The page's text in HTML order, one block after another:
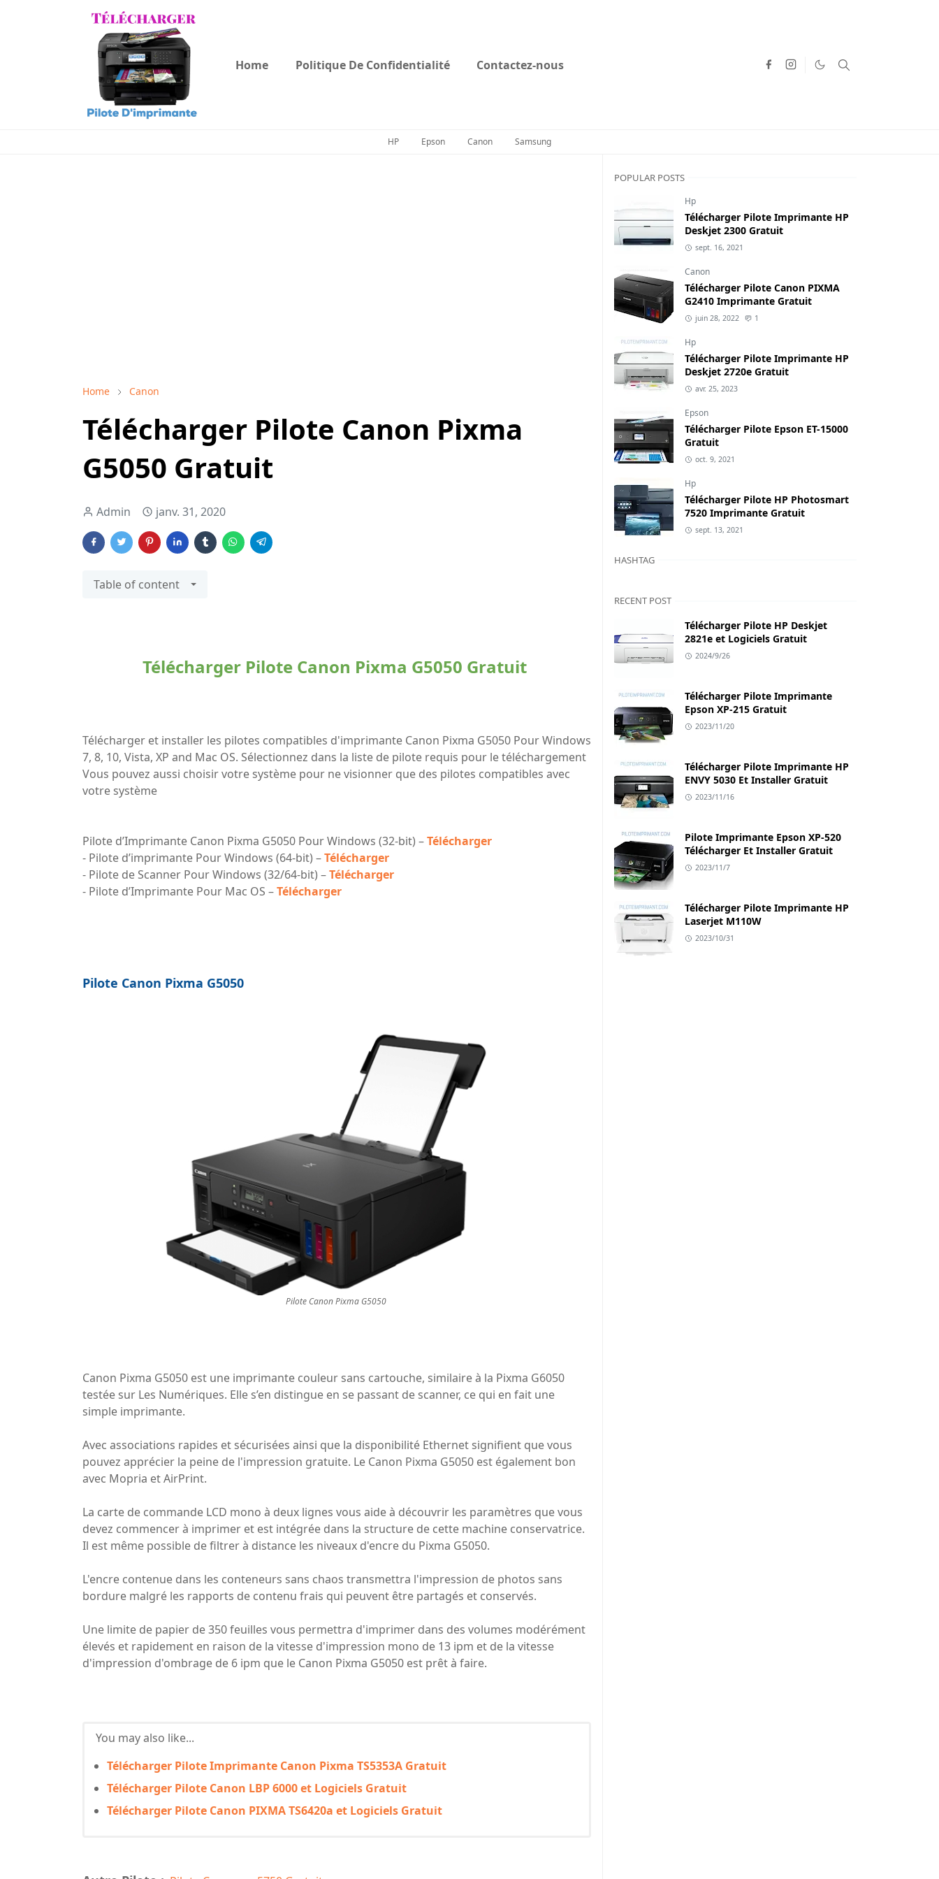
Home Politique De Confidentialité Contactez-nous
HP Epson Canon Samsung
Home Canon
Télécharger Pilote Canon Pixma
G5050 Gratuit
Admin janv. 31, 2020
Table of content
Télécharger Pilote Canon Pixma G5050 Gratuit
Télécharger et installer les pilotes compatibles d'imprimante Canon Pixma G5050 Pour Windows
7, 8, 10, Vista, XP and Mac OS. Sélectionnez dans la liste de pilote requis pour le téléchargement
Vous pouvez aussi choisir votre système pour ne visionner que des pilotes compatibles avec
votre système
Pilote d’Imprimante Canon Pixma G5050 Pour Windows (32-bit) –Télécharger
- Pilote d’imprimante Pour Windows (64-bit) –Télécharger
- Pilote de Scanner Pour Windows (32/64-bit) –Télécharger
- Pilote d’Imprimante Pour Mac OS –Télécharger
Pilote Canon Pixma G5050
Pilote Canon Pixma G5050
Canon Pixma G5050 est une imprimante couleur sans cartouche, similaire à la Pixma G6050
testée sur Les Numériques. Elle s’en distingue en se passant de scanner, ce qui en fait une
simple imprimante.
Avec associations rapides et sécurisées ainsi que la disponibilité Ethernet signifient que vous
pouvez apprécier la peine de l'impression gratuite. Le Canon Pixma G5050 est également bon
avec Mopria et AirPrint.
La carte de commande LCD mono à deux lignes vous aide à découvrir les paramètres que vous
devez commencer à imprimer et est intégrée dans la structure de cette machine conservatrice.
Il est même possible de filtrer à distance les niveaux d'encre du Pixma G5050.
L'encre contenue dans les conteneurs sans chaos transmettra l'impression de photos sans
bordure malgré les rapports de contenu frais qui peuvent être partagés et conservés.
Une limite de papier de 350 feuilles vous permettra d'imprimer dans des volumes modérément
élevés et rapidement en raison de la vitesse d'impression mono de 13 ipm et de la vitesse
d'impression d'ombrage de 6 ipm que le Canon Pixma G5050 est prêt à faire.
You may also like...
Télécharger Pilote Imprimante Canon Pixma TS5353A Gratuit
Télécharger Pilote Canon LBP 6000 et Logiciels Gratuit
Télécharger Pilote Canon PIXMA TS6420a et Logiciels Gratuit
POPULAR POSTS
Hp
Télécharger Pilote Imprimante HP
Deskjet 2300 Gratuit
sept. 16, 2021
Canon
Télécharger Pilote Canon PIXMA
G2410 Imprimante Gratuit
juin 28, 2022 1
Hp
Télécharger Pilote Imprimante HP
Deskjet 2720e Gratuit
avr. 25, 2023
Epson
Télécharger Pilote Epson ET-15000
Gratuit
oct. 9, 2021
Hp
Télécharger Pilote HP Photosmart
7520 Imprimante Gratuit
sept. 13, 2021
HASHTAG
RECENT POST
Télécharger Pilote HP Deskjet
2821e et Logiciels Gratuit
2024/9/26
Télécharger Pilote Imprimante
Epson XP-215 Gratuit
2023/11/20
Télécharger Pilote Imprimante HP
ENVY 5030 Et Installer Gratuit
2023/11/16
Pilote Imprimante Epson XP-520
Télécharger Et Installer Gratuit
2023/11/7
Télécharger Pilote Imprimante HP
Laserjet M110W
2023/10/31